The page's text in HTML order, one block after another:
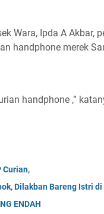
Wara, Ipda A Akbar,
handphone merek
handphone ,”
Curian,
Dilakban Bareng Istri
ENDAH